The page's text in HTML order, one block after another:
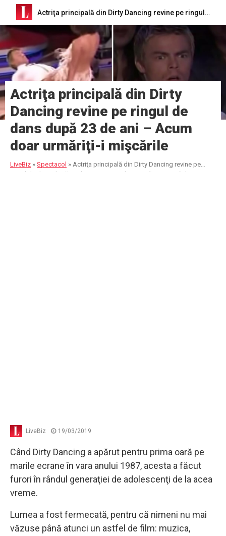
Actriţa principală din Dirty Dancing revine pe ringul de dans după 23 de ani – Acum doar urmăriţi-i mişcările
Actriţa principală din Dirty
Dancing revine pe ringul de
dans după 23 de ani – Acum
doar urmăriţi-i mişcările
LiveBiz » Spectacol » Actriţa principală din Dirty Dancing revine pe
ringul de dans după 23 de ani – Acum doar urmăriţi-i mişcările
LiveBiz 19/03/2019
Când Dirty Dancing a apărut pentru prima oară pe
marile ecrane în vara anului 1987, acesta a făcut
furori în rândul generaţiei de adolescenţi de la acea
vreme.
Lumea a fost fermecată, pentru că nimeni nu mai
văzuse până atunci un astfel de film: muzica,